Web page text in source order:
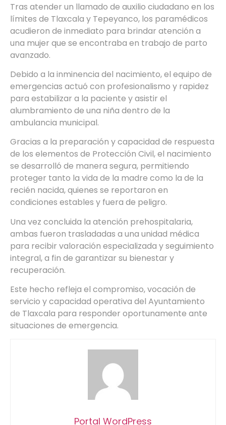
Tras atender un llamado de auxilio ciudadano en los
límites de Tlaxcala y Tepeyanco, los paramédicos
acudieron de inmediato para brindar atención a
una mujer que se encontraba en trabajo de parto
avanzado.
Debido a la inminencia del nacimiento, el equipo de
emergencias actuó con profesionalismo y rapidez
para estabilizar a la paciente y asistir el
alumbramiento de una niña dentro de la
ambulancia municipal.
Gracias a la preparación y capacidad de respuesta
de los elementos de Protección Civil, el nacimiento
se desarrolló de manera segura, permitiendo
proteger tanto la vida de la madre como la de la
recién nacida, quienes se reportaron en
condiciones estables y fuera de peligro.
Una vez concluida la atención prehospitalaria,
ambas fueron trasladadas a una unidad médica
para recibir valoración especializada y seguimiento
integral, a fin de garantizar su bienestar y
recuperación.
Este hecho refleja el compromiso, vocación de
servicio y capacidad operativa del Ayuntamiento
de Tlaxcala para responder oportunamente ante
situaciones de emergencia.
Portal WordPress